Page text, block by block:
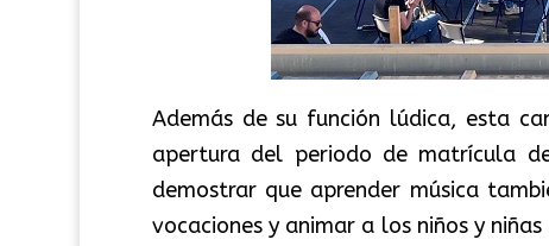
Además de su función lúdica, esta
apertura del periodo de matrícula
demostrar que aprender música
vocaciones y animar a los niños y